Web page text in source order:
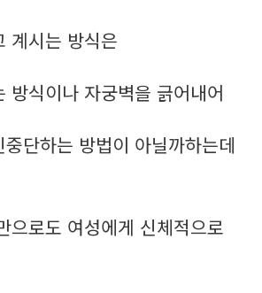
계시는 방식은
방식이나 자궁벽을 긁어내어
단하는 방법이 아닐까하는데
으로도 여성에게 신체적으로